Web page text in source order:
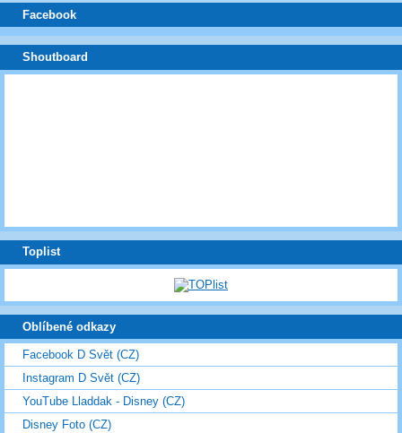
Facebook
Shoutboard
Toplist
Oblíbené odkazy
Facebook D Svět (CZ)
Instagram D Svět (CZ)
YouTube Lladdak - Disney (CZ)
Disney Foto (CZ)